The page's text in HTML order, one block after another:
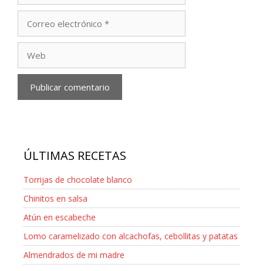
electrónico
ÚLTIMAS RECETAS
Torrijas de chocolate blanco
Chinitos en salsa
Atún en escabeche
Lomo caramelizado con alcachofas, cebollitas y patatas
Almendrados de mi madre